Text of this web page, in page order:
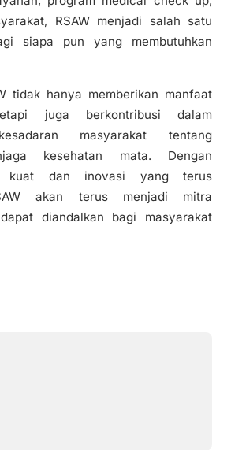
RSAW menjadi salah satu
siapa pun yang membutuhkan
tidak hanya memberikan manfaat
juga berkontribusi dalam
masyarakat tentang
kesehatan mata. Dengan
kuat dan inovasi yang terus
akan terus menjadi mitra
diandalkan bagi masyarakat